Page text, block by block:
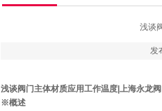
浅谈
发
浅谈阀门主体材质应用工作温度|上海永龙
※概述